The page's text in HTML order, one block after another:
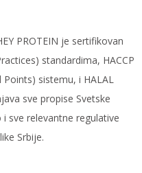
PROTEIN je sertifikovan
standardima, HACCP
Points) sistemu, i HALAL
sve propise Svetske
sve relevantne regulative
Srbije.